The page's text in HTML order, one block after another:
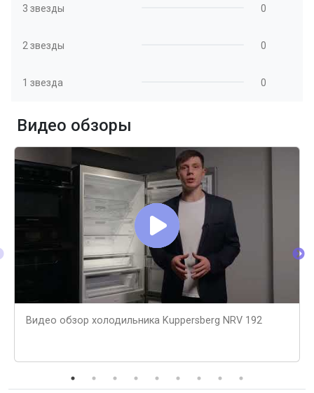
3 звезды 0
2 звезды 0
1 звезда 0
Видео обзоры
Видео обзор холодильника Kuppersberg NRV 192